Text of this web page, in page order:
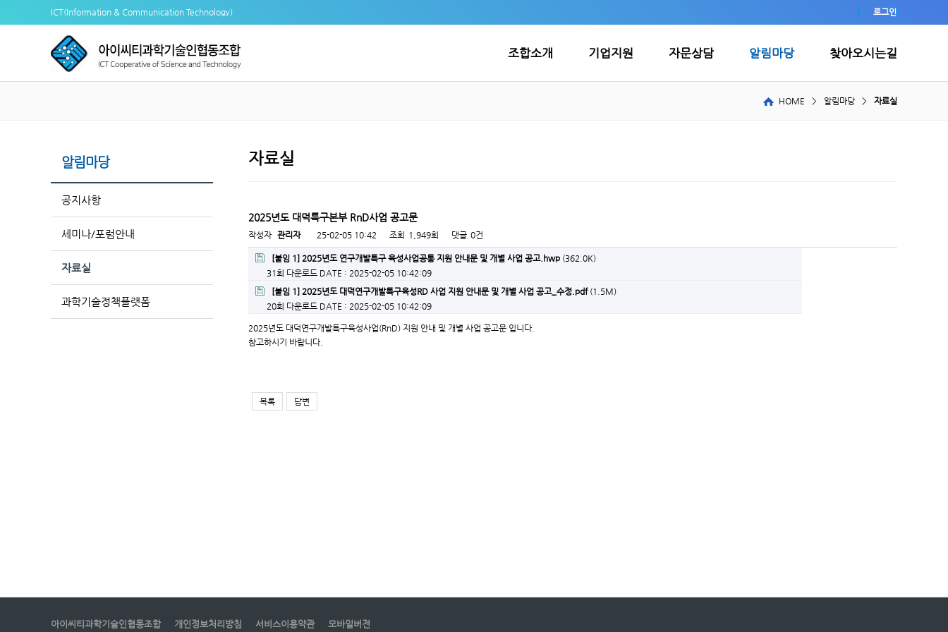
ICT(Information & Communication Technology) 로그인
조합소개 기업지원 자문상담 알림마당 찾아오시는길
HOME > 알림마당 > 자료실
알림마당
공지사항
세미나/포럼안내
자료실
과학기술정책플랫폼
자료실
2025년도 대덕특구본부 RnD사업 공고문
작성자 관리자 25-02-05 10:42 조회 1,949회 댓글 0건
[붙임 1] 2025년도 연구개발특구 육성사업공통 지원 안내문 및 개별 사업 공고.hwp (362.0K)
31회 다운로드 DATE : 2025-02-05 10:42:09
[붙임 1] 2025년도 대덕연구개발특구육성RD 사업 지원 안내문 및 개별 사업 공고_수정.pdf(1.5M)
20회 다운로드 DATE : 2025-02-05 10:42:09
2025년도 대덕연구개발특구육성사업(RnD) 지원 안내 및 개별 사업 공고문 입니다.
참고하시기 바랍니다.
목록 답변
아이씨티과학기술인협동조합 개인정보처리방침 서비스이용약관 모바일버전